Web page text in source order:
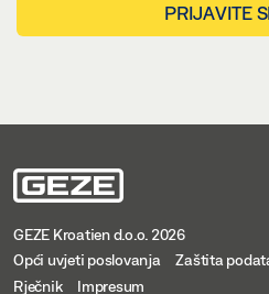
PRIJAVITE
GEZE Kroatien d.o.o. 2026
Opći uvjeti poslovanja
Zaštita
Rječnik
Impresum